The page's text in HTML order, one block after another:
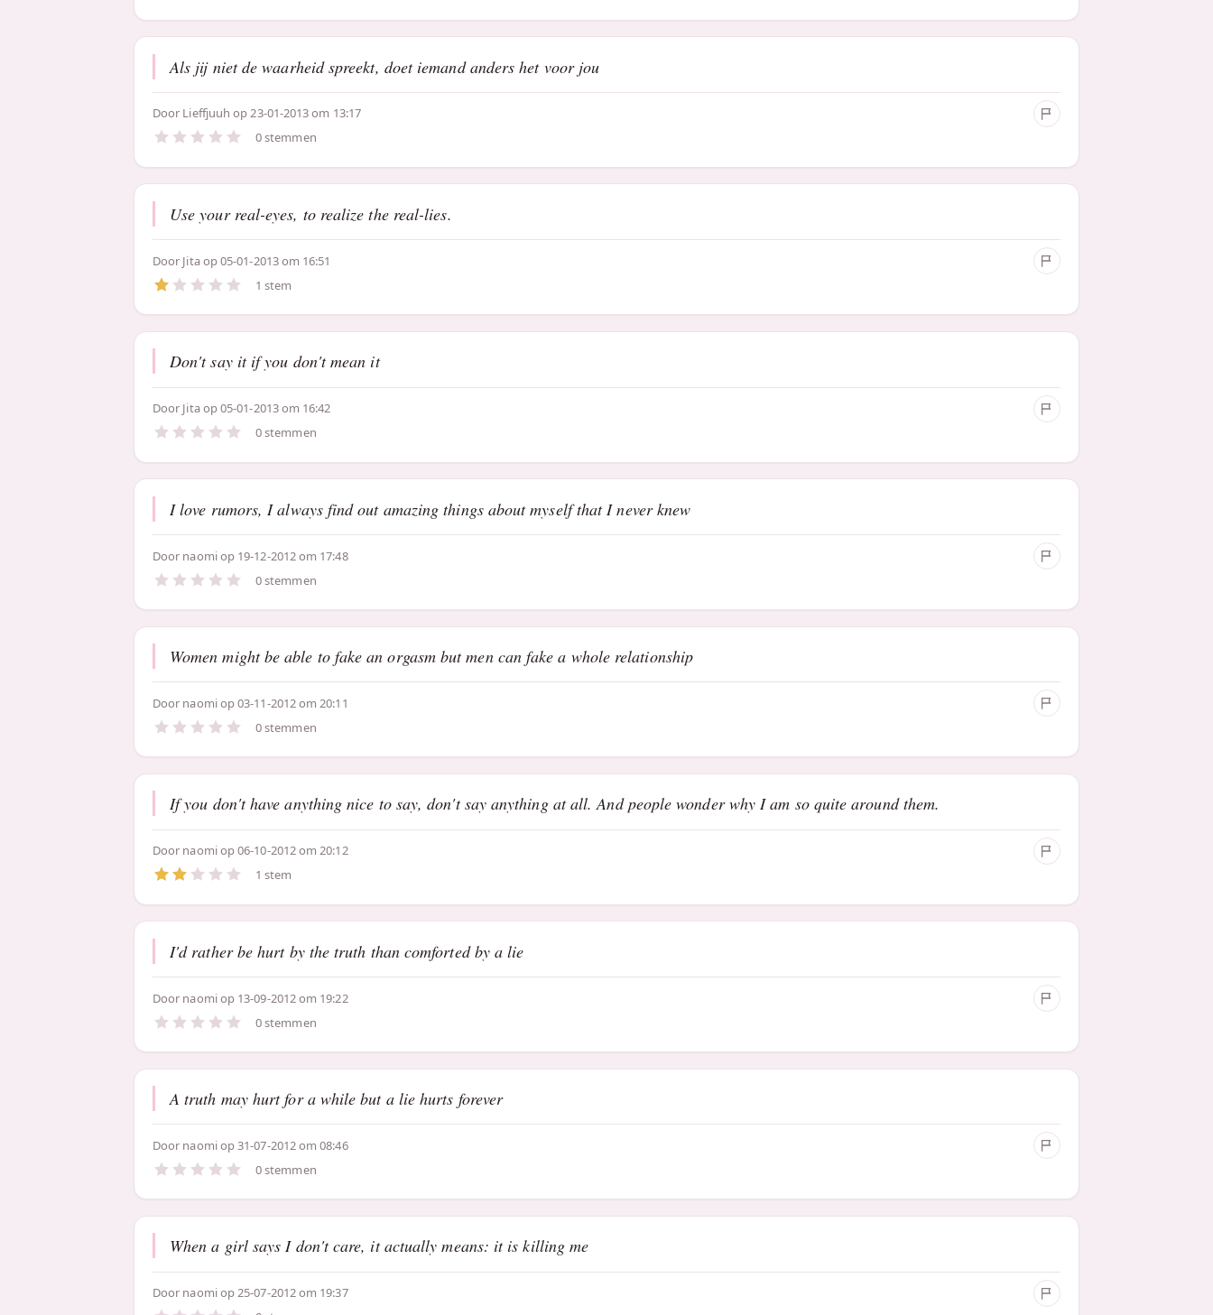
Als jij niet de waarheid spreekt, doet iemand anders het voor jou
Door Lieffjuuh op 23-01-2013 om 13:17
0 stemmen
Use your real-eyes, to realize the real-lies.
Door Jitaop 05-01-2013 om 16:51
1 stem
Don't say it if you don't mean it
Door Jitaop 05-01-2013 om 16:42
0 stemmen
I love rumors, I always find out amazing things about myself that I never knew
Door naomiop 19-12-2012 om 17:48
0 stemmen
Women might be able to fake an orgasm but men can fake a whole relationship
Door naomiop 03-11-2012 om 20:11
0 stemmen
If you don't have anything nice to say, don't say anything at all. And people wonder why I am so quite around them.
Door naomiop 06-10-2012 om 20:12
1 stem
I'd rather be hurt by the truth than comforted by a lie
Door naomiop 13-09-2012 om 19:22
0 stemmen
A truth may hurt for a while but a lie hurts forever
Door naomiop 31-07-2012 om 08:46
0 stemmen
When a girl says I don't care, it actually means: it is killing me
Door naomiop 25-07-2012 om 19:37